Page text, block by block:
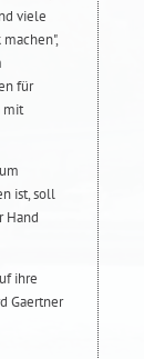
viele
für
mit
ist, soll
Hand
ihre
Gaertner